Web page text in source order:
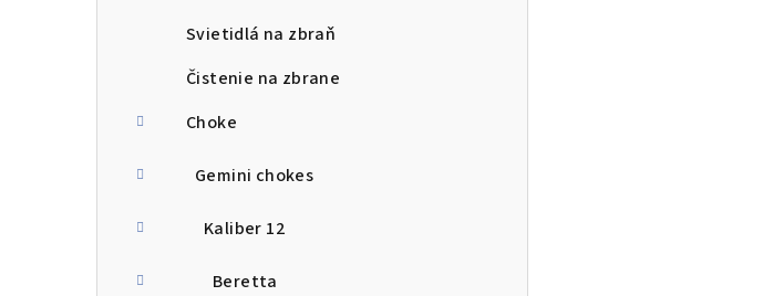
Svietidlá na zbraň
Čistenie na zbrane
Choke
Gemini chokes
Kaliber 12
Beretta